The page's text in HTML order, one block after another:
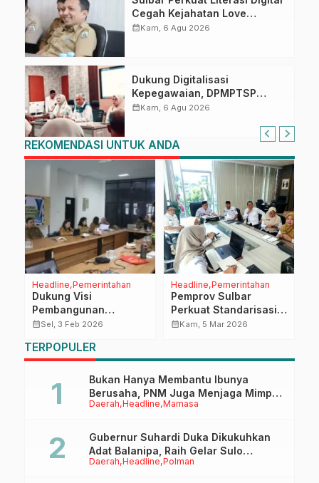
Cegah Kejahatan Love
Scamming
calendar_monthKam, 6 Agu 2026
Dukung Digitalisasi
Kepegawaian, DPMPTSP
Sulbar Siap Terapkan Aplikasi
calendar_monthKam, 6 Agu 2026
REKOMENDASI UNTUK ANDA
Headline Pemerintahan
Dukung Visi
Pembangunan
Berkelanjutan, DLHK
Dokumen KLHS RTRW
Kabupaten Mamasa
calendar_monthSel, 3 Feb 2026
Headline Pemerintahan
Pemprov Sulbar
Perkuat Standarisasi
Pelaporan ProSN,
Sosialisasi
Kepmendagri 2026
calendar_monthKam, 5 Mar 2026
TERPOPULER
Daerah Headline Mamasa
Bukan Hanya Membantu Ibunya
Berusaha, PNM Juga Menjaga Mimpi
Anaknya Untuk Menggapai Cita-Cita
Daerah Headline Polman
Gubernur Suhardi Duka Dikukuhkan
Adat Balanipa, Raih Gelar Sulo
Tappidena